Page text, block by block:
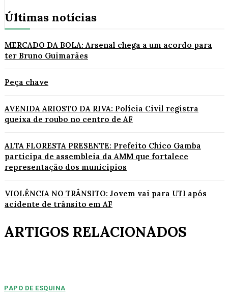
Últimas notícias
MERCADO DA BOLA: Arsenal chega a um acordo para
ter Bruno Guimarães
Peça chave
AVENIDA ARIOSTO DA RIVA: Polícia Civil registra
queixa de roubo no centro de AF
ALTA FLORESTA PRESENTE: Prefeito Chico Gamba
participa de assembleia da AMM que fortalece
representação dos municípios
VIOLÊNCIA NO TRÂNSITO: Jovem vai para UTI após
acidente de trânsito em AF
ARTIGOS RELACIONADOS
PAPO DE ESQUINA